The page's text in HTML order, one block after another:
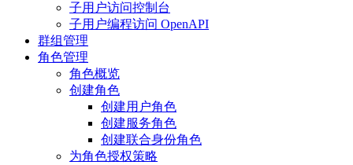
子用户访问控制台
子用户编程访问 OpenAPI
群组管理
角色管理
角色概览
创建角色
创建用户角色
创建服务角色
创建联合身份角色
为角色授权策略